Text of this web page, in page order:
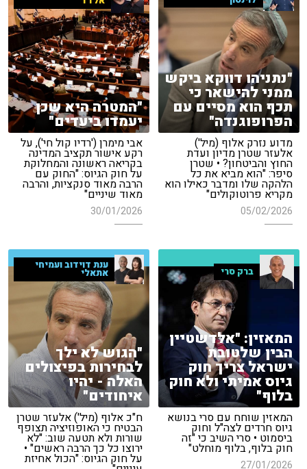
"נתניהו דווקא ביקש
ממני להישאר כי
תכף הוא מסיים עם
הפרופוגנדה"
מדוע נזרק אלוף (מיל')
אלעזר שטרן מדיון ועדת
החוץ והביטחון? • שטרן
סיפר: "הוא מביא את כל
הלהקה שלו ומדבר כאילו הוא
מקריא פרוטוקולים"
05/02/2026
"המטרה היא שכן
יעמדו ביעדים"
אבי מימרן ('רדיו קול חי'), על
רקע אישור תקציב המדינה
בקריאה ראשונה והמחלוקת
על חוק הגיוס: "החוק עם
הרבה מאוד סנקציות, והרבה
מאוד שיניים"
30/01/2026
ברק סרי
המאזין: "אלדשטיין
הבין שלטובת
ישראל צריך חוק
גיוס אמיתי ולא חוק
בלוף"
המאזין שוחח עם סרי בנושא
גיוס חרדים לצה"ל וחוק
ביסמוט • סרי השיב כי "זה
חוק בלוף, בלוף מוחלט"
27/01/2026
ענת דוידוב ועמיחי
אתאלי
"הגוש לא ילך
לבחירות בפיצולים
האלה - יהיו
איחודים"
ח"כ אלוף (מיל') אלעזר שטרן
הבטיח כי האופוזיציה תצופף
שורות ולא תטעה שוב: "לא
ירוצו כל כך הרבה ראשים" •
על חוק הגיוס: "הכול אחיזת